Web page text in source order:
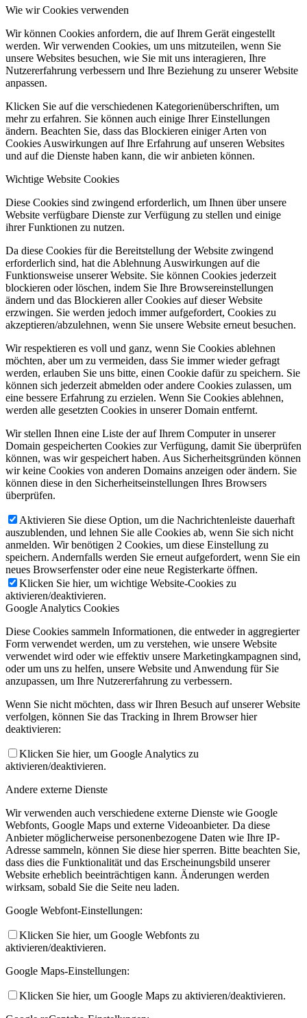
Wie wir Cookies verwenden
Wir können Cookies anfordern, die auf Ihrem Gerät eingestellt
werden. Wir verwenden Cookies, um uns mitzuteilen, wenn Sie
unsere Websites besuchen, wie Sie mit uns interagieren, Ihre
Nutzererfahrung verbessern und Ihre Beziehung zu unserer Website
anpassen.
Klicken Sie auf die verschiedenen Kategorienüberschriften, um
mehr zu erfahren. Sie können auch einige Ihrer Einstellungen
ändern. Beachten Sie, dass das Blockieren einiger Arten von
Cookies Auswirkungen auf Ihre Erfahrung auf unseren Websites
und auf die Dienste haben kann, die wir anbieten können.
Wichtige Website Cookies
Diese Cookies sind zwingend erforderlich, um Ihnen über unsere
Website verfügbare Dienste zur Verfügung zu stellen und einige
ihrer Funktionen zu nutzen.
Da diese Cookies für die Bereitstellung der Website zwingend
erforderlich sind, hat die Ablehnung Auswirkungen auf die
Funktionsweise unserer Website. Sie können Cookies jederzeit
blockieren oder löschen, indem Sie Ihre Browsereinstellungen
ändern und das Blockieren aller Cookies auf dieser Website
erzwingen. Sie werden jedoch immer aufgefordert, Cookies zu
akzeptieren/abzulehnen, wenn Sie unsere Website erneut besuchen.
Wir respektieren es voll und ganz, wenn Sie Cookies ablehnen
möchten, aber um zu vermeiden, dass Sie immer wieder gefragt
werden, erlauben Sie uns bitte, einen Cookie dafür zu speichern. Sie
können sich jederzeit abmelden oder andere Cookies zulassen, um
eine bessere Erfahrung zu erzielen. Wenn Sie Cookies ablehnen,
werden alle gesetzten Cookies in unserer Domain entfernt.
Wir stellen Ihnen eine Liste der auf Ihrem Computer in unserer
Domain gespeicherten Cookies zur Verfügung, damit Sie überprüfen
können, was wir gespeichert haben. Aus Sicherheitsgründen können
wir keine Cookies von anderen Domains anzeigen oder ändern. Sie
können diese in den Sicherheitseinstellungen Ihres Browsers
überprüfen.
Aktivieren Sie diese Option, um die Nachrichtenleiste dauerhaft
auszublenden, und lehnen Sie alle Cookies ab, wenn Sie sich nicht
anmelden. Wir benötigen 2 Cookies, um diese Einstellung zu
speichern. Andernfalls werden Sie erneut aufgefordert, wenn Sie ein
neues Browserfenster oder eine neue Registerkarte öffnen.
Klicken Sie hier, um wichtige Website-Cookies zu
aktivieren/deaktivieren.
Google Analytics Cookies
Diese Cookies sammeln Informationen, die entweder in aggregierter
Form verwendet werden, um zu verstehen, wie unsere Website
verwendet wird oder wie effektiv unsere Marketingkampagnen sind,
oder um uns zu helfen, unsere Website und Anwendung für Sie
anzupassen, um Ihre Nutzererfahrung zu verbessern.
Wenn Sie nicht möchten, dass wir Ihren Besuch auf unserer Website
verfolgen, können Sie das Tracking in Ihrem Browser hier
deaktivieren:
Klicken Sie hier, um Google Analytics zu
aktivieren/deaktivieren.
Andere externe Dienste
Wir verwenden auch verschiedene externe Dienste wie Google
Webfonts, Google Maps und externe Videoanbieter. Da diese
Anbieter möglicherweise personenbezogene Daten wie Ihre IP-
Adresse sammeln, können Sie diese hier sperren. Bitte beachten Sie,
dass dies die Funktionalität und das Erscheinungsbild unserer
Website erheblich beeinträchtigen kann. Änderungen werden
wirksam, sobald Sie die Seite neu laden.
Google Webfont-Einstellungen:
Klicken Sie hier, um Google Webfonts zu
aktivieren/deaktivieren.
Google Maps-Einstellungen:
Klicken Sie hier, um Google Maps zu aktivieren/deaktivieren.